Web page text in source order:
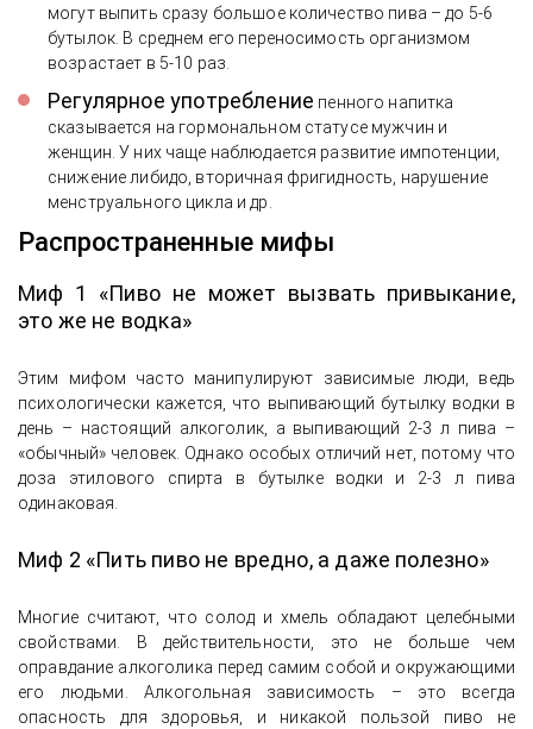
могут выпить сразу большое количество пива – до 5-6
бутылок. В среднем его переносимость организмом
возрастает в 5-10 раз.
Регулярное употребление пенного напитка
сказывается на гормональном статусе мужчин и
женщин. У них чаще наблюдается развитие импотенции,
снижение либидо, вторичная фригидность, нарушение
менструального цикла и др.
Распространенные мифы
Миф 1 «Пиво не может вызвать привыкание,
это же не водка»
Этим мифом часто манипулируют зависимые люди, ведь
психологически кажется, что выпивающий бутылку водки в
день – настоящий алкоголик, а выпивающий 2-3 л пива –
«обычный» человек. Однако особых отличий нет, потому что
доза этилового спирта в бутылке водки и 2-3 л пива
одинаковая.
Миф 2 «Пить пиво не вредно, а даже полезно»
Многие считают, что солод и хмель обладают целебными
свойствами. В действительности, это не больше чем
оправдание алкоголика перед самим собой и окружающими
его людьми. Алкогольная зависимость – это всегда
опасность для здоровья, и никакой пользой пиво не